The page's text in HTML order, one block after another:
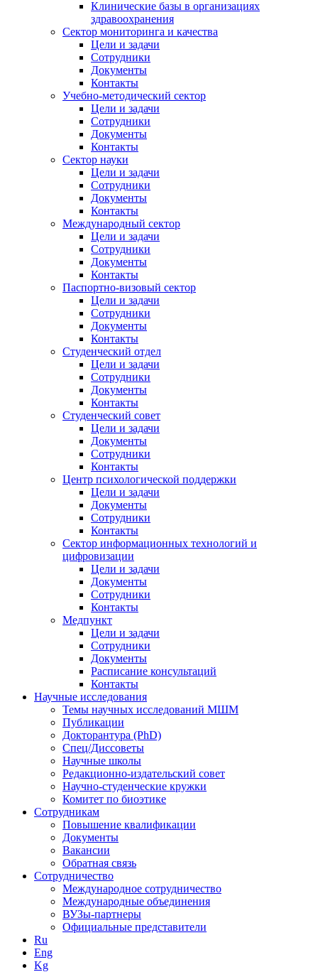
Клинические базы в организациях
здравоохранения
Сектор мониторинга и качества
Цели и задачи
Сотрудники
Документы
Контакты
Учебно-методический сектор
Цели и задачи
Сотрудники
Документы
Контакты
Сектор науки
Цели и задачи
Сотрудники
Документы
Контакты
Международный сектор
Цели и задачи
Сотрудники
Документы
Контакты
Паспортно-визовый сектор
Цели и задачи
Сотрудники
Документы
Контакты
Студенческий отдел
Цели и задачи
Сотрудники
Документы
Контакты
Студенческий совет
Цели и задачи
Документы
Сотрудники
Контакты
Центр психологической поддержки
Цели и задачи
Документы
Сотрудники
Контакты
Сектор информационных технологий и
цифровизации
Цели и задачи
Документы
Сотрудники
Контакты
Медпункт
Цели и задачи
Сотрудники
Документы
Расписание консультаций
Контакты
Научные исследования
Темы научных исследований МШМ
Публикации
Докторантура (PhD)
Спец/Диссоветы
Научные школы
Редакционно-издательский совет
Научно-студенческие кружки
Комитет по биоэтике
Сотрудникам
Повышение квалификации
Документы
Вакансии
Обратная связь
Сотрудничество
Международное сотрудничество
Международные объединения
ВУЗы-партнеры
Официальные представители
Ru
Eng
Kg